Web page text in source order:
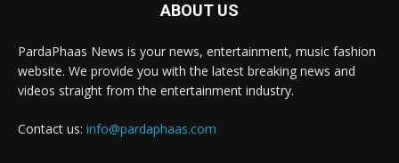
ABOUT US
PardaPhaas News is your news, entertainment, music fashion
website. We provide you with the latest breaking news and
videos straight from the entertainment industry.
Contact us: info@pardaphaas.com